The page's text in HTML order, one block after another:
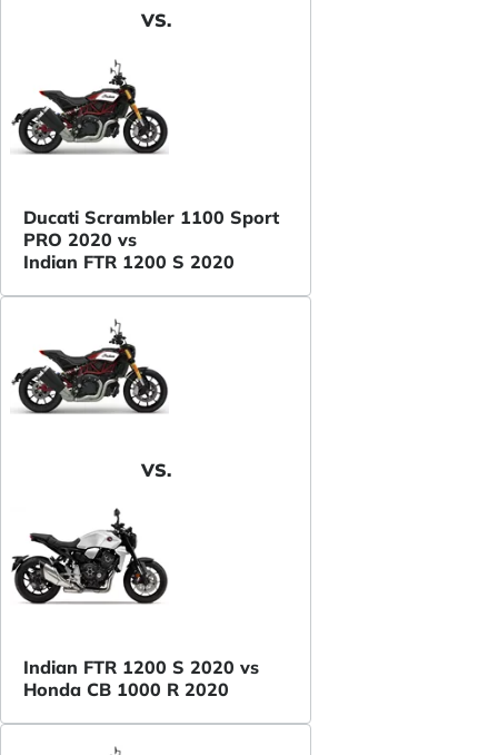
VS.
Ducati Scrambler 1100 Sport
PRO 2020 vs
Indian FTR 1200 S 2020
VS.
Indian FTR 1200 S 2020 vs
Honda CB 1000 R 2020